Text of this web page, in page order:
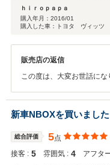
が、お店の方々のご対応等が
社にて成約させて頂きました
楽しみに待っています。 他
ｈｉｒｏｐａｐａ
購入年月： 2016/01
購入した車：トヨタ ヴィッツ
販売店の返信
この度は、大変お世話に
ばらくかかりますが一生
足頂けるよう、スタッフ一
後共末永くお付き合いさせ
新車NBOXを買いました
総合評価 5点
接客 : 5 雰囲気 : 4 アフタ